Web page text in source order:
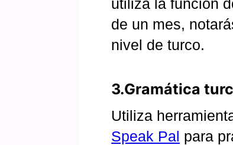
utiliza la función
de un mes,
nivel de turco.
3.Gramática
Utiliza
Speak Pal para